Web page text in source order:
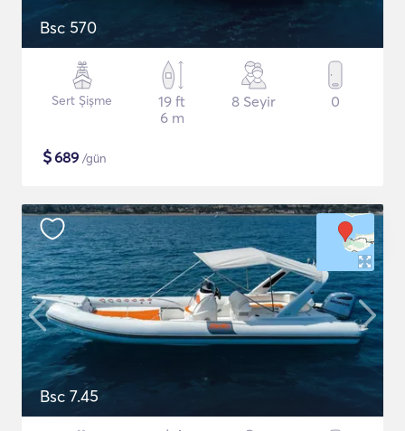
Bsc 570
Sert Şişme
19 ft
6 m
8 Seyir 0
$689 /gün
Bsc 7.45